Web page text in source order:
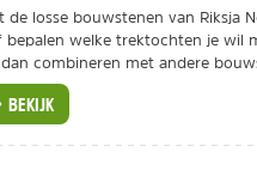
de losse bouwstenen van Riksja
bepalen welke trektochten je wil
combineren met andere
BEKIJK